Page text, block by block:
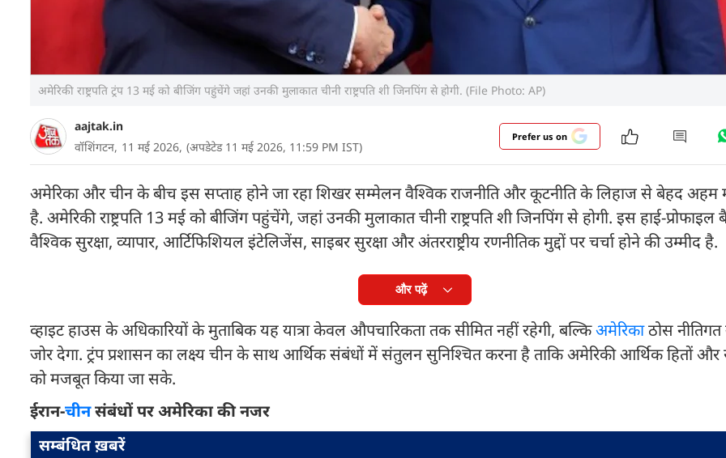
अमेरिकी राष्ट्रपति ट्रंप 13 मई को बीजिंग पहुंचेंगे जहां उनकी मुलाकात चीनी राष्ट्रपति शी जिनपिंग से होगी. (File Photo: AP)
aajtak.in
वॉशिंगटन, 11 मई 2026, (अपडेटेड 11 मई 2026, 11:59 PM IST)
Prefer us on
अमेरिका और चीन के बीच इस सप्ताह होने जा रहा शिखर सम्मेलन वैश्विक राजनीति और कूटनीति के लिहाज से बेहद अहम
है. अमेरिकी राष्ट्रपति 13 मई को बीजिंग पहुंचेंगे, जहां उनकी मुलाकात चीनी राष्ट्रपति शी जिनपिंग से होगी. इस हाई-
वैश्विक सुरक्षा, व्यापार, आर्टिफिशियल इंटेलिजेंस, साइबर सुरक्षा और अंतरराष्ट्रीय रणनीतिक मुद्दों पर चर्चा होने की उम्मीद है.
और पढ़ें
व्हाइट हाउस के अधिकारियों के मुताबिक यह यात्रा केवल औपचारिकता तक सीमित नहीं रहेगी, बल्किअमेरिकाठोस नीतिगत
जोर देगा. ट्रंप प्रशासन का लक्ष्य चीन के साथ आर्थिक संबंधों में संतुलन सुनिश्चित करना है ताकि अमेरिकी आर्थिक हितों और
को मजबूत किया जा सके.
ईरान-चीनसंबंधों पर अमेरिका की नजर
सम्बंधित ख़बरें